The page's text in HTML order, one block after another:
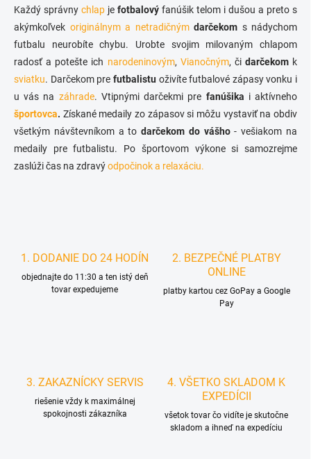
c
i
e
p
r
v
k
y
v
ý
p
i
s
k
o
v
n
i
e
Každý správny chlap je fotbalový fanúšik telom i dušou a preto s
akýmkoľvek originálnym a netradičným darčekom s nádychom
futbalu neurobíte chybu. Urobte svojim milovaným chlapom
radosť a potešte ich narodeninovým, Vianočným, či darčekomk
sviatku. Darčekom pre futbalistuoživíte futbalové zápasy vonku i
u vás na záhrade. Vtipnými darčekmi pre fanúšika i aktívneho
športovca. Získané medaily zo zápasov si môžu vystaviť na obdiv
všetkým návštevníkom a todarčekom do vášho- vešiakom na
medaily pre futbalistu. Po športovom výkone si samozrejme
zaslúži čas na zdravýodpočinok a relaxáciu.
1. DODANIE DO 24 HODÍN
objednajte do 11:30 a ten istý deň
tovar expedujeme
2. BEZPEČNÉ PLATBY
ONLINE
platby kartou cez GoPay a Google
Pay
3. ZAKAZNÍCKY SERVIS
riešenie vždy k maximálnej
spokojnosti zákazníka
4. VŠETKO SKLADOM K
EXPEDÍCII
všetok tovar čo vidíte je skutočne
skladom a ihneď na expedíciu